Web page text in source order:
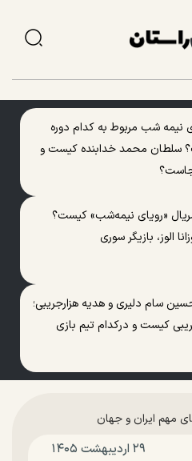
نیمه شب مربوط به کدام دوره
سلطان محمد خدابنده کیست و
«رویای نیمه‌شب» کیست؟
الوز، بازیگر سوری
سام دلیری و هدیه هزارجریبی؛
کیست و درکدام تیم بازی
مهم ایران و جهان
۲۹ ارديبهشت ۱۴۰۵